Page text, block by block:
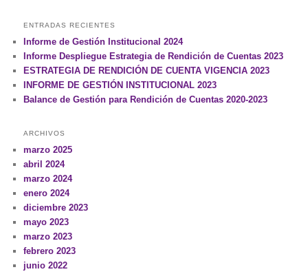
ENTRADAS RECIENTES
Informe de Gestión Institucional 2024
Informe Despliegue Estrategia de Rendición de Cuentas 2023
ESTRATEGIA DE RENDICIÓN DE CUENTA VIGENCIA 2023
INFORME DE GESTIÓN INSTITUCIONAL 2023
Balance de Gestión para Rendición de Cuentas 2020-2023
ARCHIVOS
marzo 2025
abril 2024
marzo 2024
enero 2024
diciembre 2023
mayo 2023
marzo 2023
febrero 2023
junio 2022